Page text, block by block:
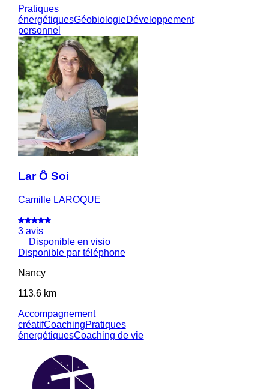
Pratiques
énergétiquesGéobiologieDéveloppement
personnel
Lar Ô Soi
Camille LAROQUE
3 avis
Disponible en visio
Disponible par téléphone
Nancy
113.6 km
Accompagnement
créatifCoachingPratiques
énergétiquesCoaching de vie